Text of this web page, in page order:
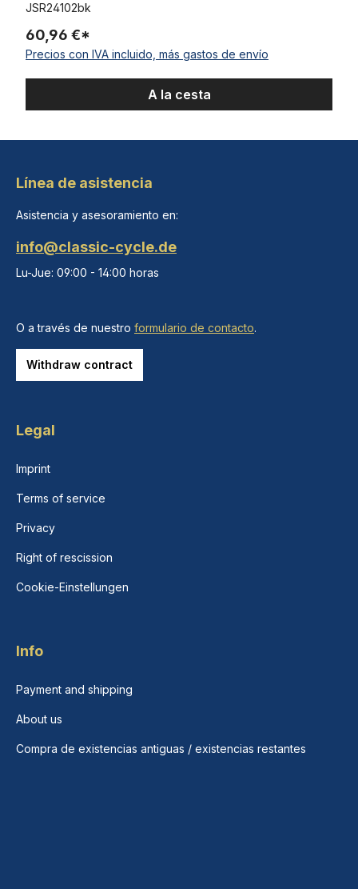
JSR24102bk
60,96 €*
Precios con IVA incluido, más gastos de envío
A la cesta
Línea de asistencia
Asistencia y asesoramiento en:
info@classic-cycle.de
Lu-Jue: 09:00 - 14:00 horas
O a través de nuestro formulario de contacto.
Withdraw contract
Legal
Imprint
Terms of service
Privacy
Right of rescission
Cookie-Einstellungen
Info
Payment and shipping
About us
Compra de existencias antiguas / existencias restantes